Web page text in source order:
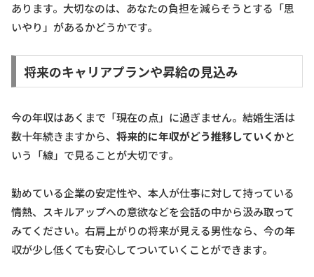
あります。大切なのは、あなたの負担を減らそうとする「思
いやり」があるかどうかです。
将来のキャリアプランや昇給の見込み
今の年収はあくまで「現在の点」に過ぎません。結婚生活は
数十年続きますから、 将来的に年収がどう推移していくかと
いう「線」で見ることが大切です。
勤めている企業の安定性や、本人が仕事に対して持っている
情熱、スキルアップへの意欲などを会話の中から汲み取って
みてください。右肩上がりの将来が見える男性なら、今の年
収が少し低くても安心してついていくことができます。